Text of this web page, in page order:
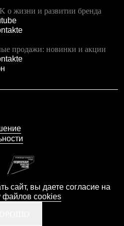
о жизни и развитии бренда
продажи: новинки и акции
сайт, вы даете согласие на
файлов cookies